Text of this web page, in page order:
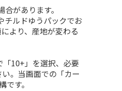
があります。
チルドゆうパックでお
より、産地が変わる
10+」を選択、必要
。当画面での「カー
す。